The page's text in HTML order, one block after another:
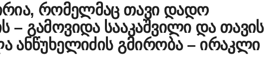
რომელმაც თავი დადო
– გამოვიდა სააკაშვილი და თავის
ანწუხელიძის გმირობა – ირაკლი